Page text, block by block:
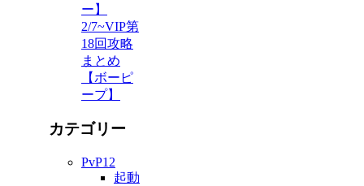
ー】
2/7~VIP第
18回攻略
まとめ
【ボーピ
ープ】
カテゴリー
PvP12
起動